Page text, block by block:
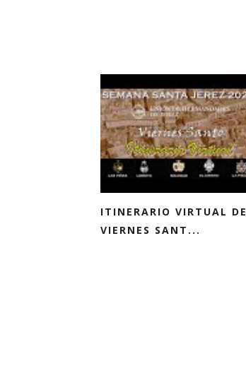
ITINERARIO VIRTUAL
VIERNES SANT...